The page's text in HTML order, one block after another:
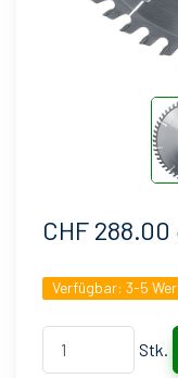
CHF 288.00
Verfügbar: 3-5
Stk.